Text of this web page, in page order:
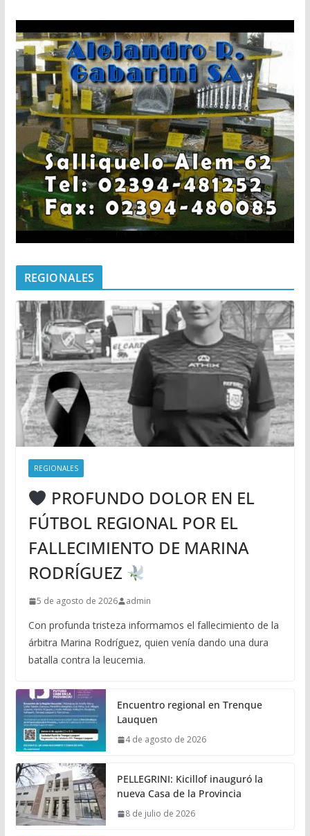
REGIONALES
REGIONALES
PROFUNDO DOLOR EN EL
FÚTBOL REGIONAL POR EL
FALLECIMIENTO DE MARINA
RODRÍGUEZ
5 de agosto de 2026 admin
Con profunda tristeza informamos el fallecimiento de la
árbitra Marina Rodríguez, quien venía dando una dura
batalla contra la leucemia.
Encuentro regional en Trenque
Lauquen
4 de agosto de 2026
PELLEGRINI: Kicillof inauguró la
nueva Casa de la Provincia
8 de julio de 2026